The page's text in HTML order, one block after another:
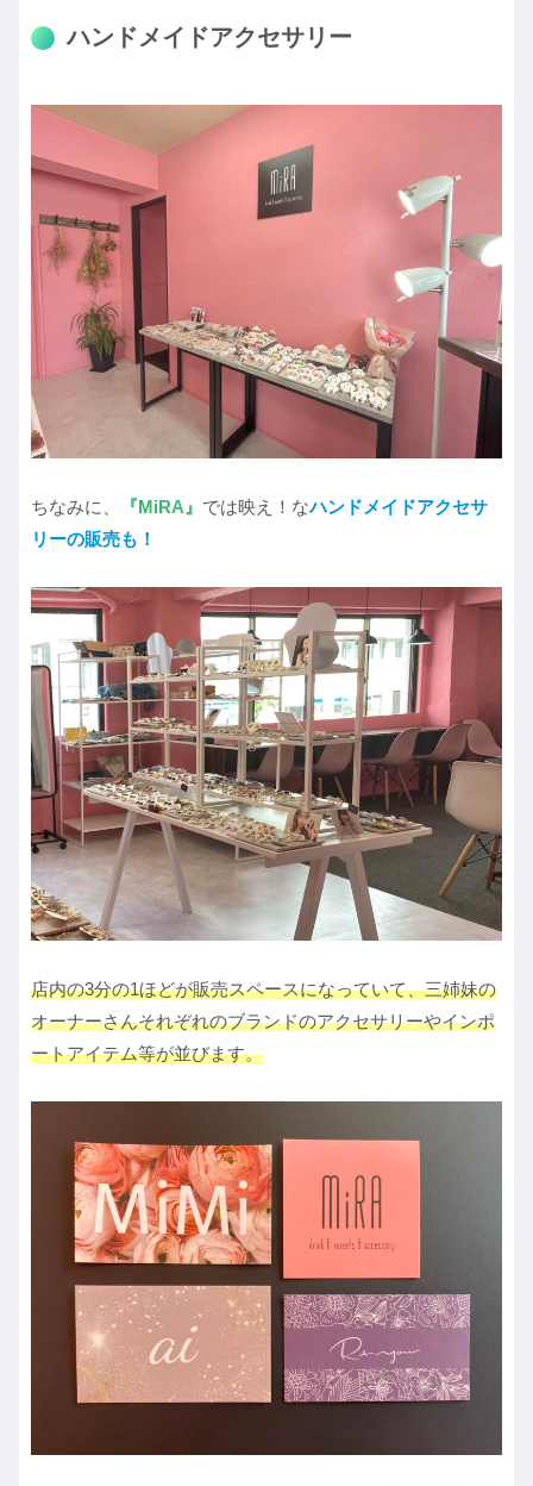
ハンドメイドアクセサリー
ちなみに、 『MiRA』 では映え！なハンドメイドアクセサ
リーの販売も！
店内の3分の1ほどが販売スペースになっていて、三姉妹の
オーナーさんそれぞれのブランドのアクセサリーやインポ
ートアイテム等が並びます。